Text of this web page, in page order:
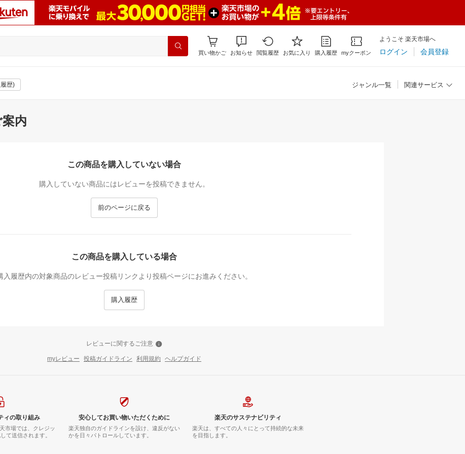
買い物かご お知らせ 閲覧履歴 お気に入り 購入履歴 myクーポン
ようこそ 楽天市場へ
ログイン 会員登録
歴) ジャンル一覧 関連サービス
内
この商品を購入していない場合
購入していない商品にはレビューを投稿できません。
前のページに戻る
この商品を購入している場合
入履歴内の対象商品のレビュー投稿リンクより投稿ページにお進みください。
購入履歴
レビューに関するご注意
myレビュー 投稿ガイドライン 利用規約 ヘルプガイド
ィの取り組み
市場では、クレジッ
て送信されます。
安心してお買い物いただくために
楽天独自のガイドラインを設け、違反がない
かを日々パトロールしています。
楽天のサステナビリティ
楽天は、すべての人々にとって持続的な未来
を目指します。